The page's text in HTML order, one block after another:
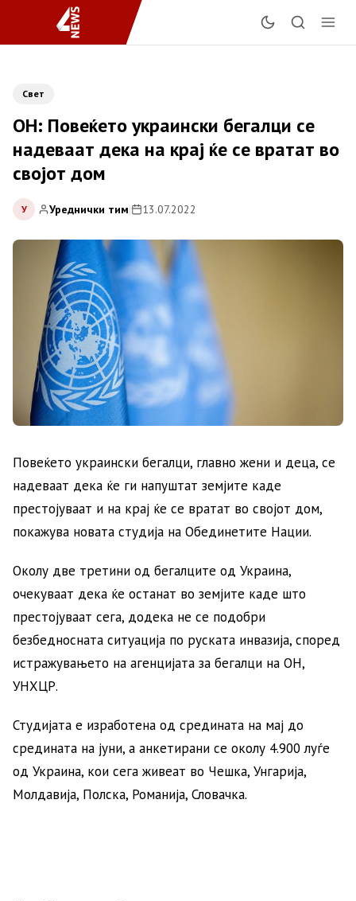
Свет
ОН: Повеќето украински бегалци се
надеваат дека на крај ќе се вратат во
својот дом
У Уреднички тим| 13.07.2022
Повеќето украински бегалци, главно жени и деца, се
надеваат дека ќе ги напуштат земјите каде
престојуваат и на крај ќе се вратат во својот дом,
покажува новата студија на Обединетите Нации.
Околу две третини од бегалците од Украина,
очекуваат дека ќе останат во земјите каде што
престојуваат сега, додека не се подобри
безбедносната ситуација по руската инвазија, според
истражувањето на агенцијата за бегалци на ОН,
УНХЦР.
Студијата е изработена од средината на мај до
средината на јуни, а анкетирани се околу 4.900 луѓе
од Украина, кои сега живеат во Чешка, Унгарија,
Молдавија, Полска, Романија, Словачка.